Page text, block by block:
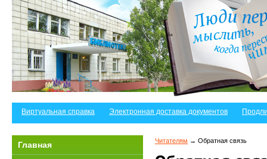
Виртуальная справка Электронная доставка документов
Читателям → Обратная связь
Главная